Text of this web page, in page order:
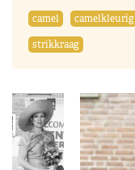
camel camelkleurig
strikkraag